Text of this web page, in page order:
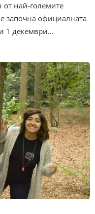
най-големите
започна официалната
1 декември…